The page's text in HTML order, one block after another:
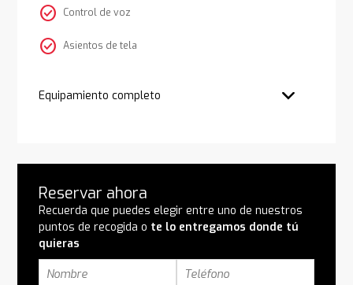
check_circle Control de voz
check_circle Asientos de tela
Equipamiento completo
Reservar ahora
Recuerda que puedes elegir entre uno de nuestros
puntos de recogida o te lo entregamos donde tú
quieras